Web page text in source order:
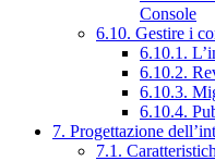
Console
6.10. Gestire i
6.10.1.
6.10.2.
6.10.3.
6.10.4.
7. Progettazione
7.1.